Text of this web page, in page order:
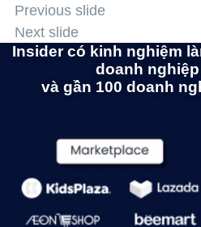
Previous slide
Next slide
Insider có kinh nghiệm
doanh
và gần 100 doanh